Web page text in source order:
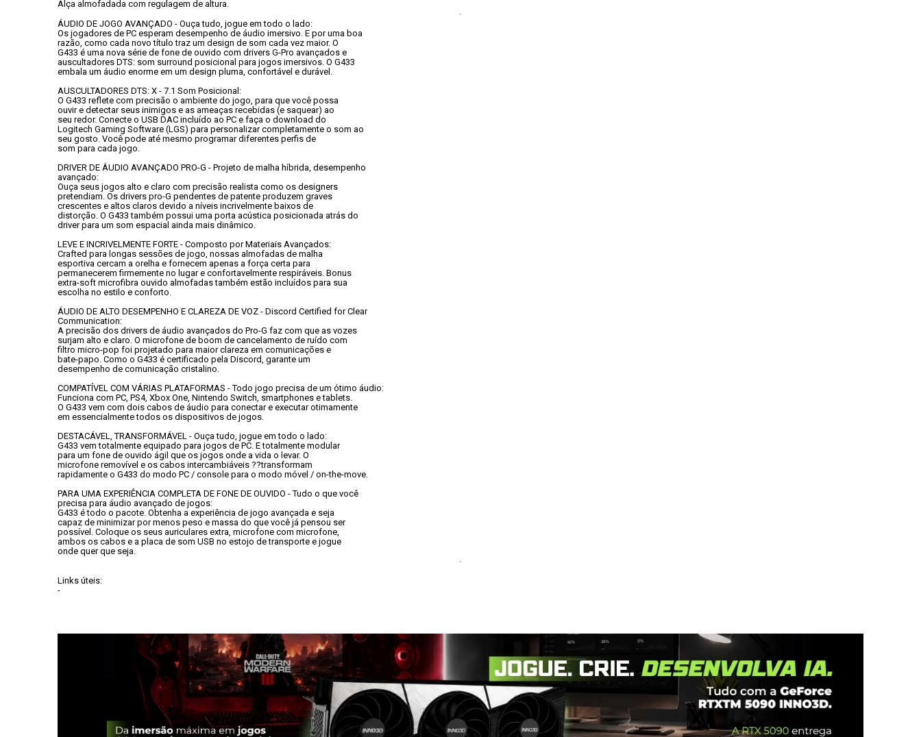
ÁUDIO DE JOGO AVANÇADO - Ouça tudo, jogue em todo o lado:
Os jogadores de PC esperam desempenho de áudio imersivo. E por uma boa
razão, como cada novo título traz um design de som cada vez maior. O
G433 é uma nova série de fone de ouvido com drivers G-Pro avançados e
auscultadores DTS: som surround posicional para jogos imersivos. O G433
embala um áudio enorme em um design pluma, confortável e durável.
AUSCULTADORES DTS: X - 7.1 Som Posicional:
O G433 reflete com precisão o ambiente do jogo, para que você possa
ouvir e detectar seus inimigos e as ameaças recebidas (e saquear) ao
seu redor. Conecte o USB DAC incluído ao PC e faça o download do
Logitech Gaming Software (LGS) para personalizar completamente o som ao
seu gosto. Você pode até mesmo programar diferentes perfis de
som para cada jogo.
DRIVER DE ÁUDIO AVANÇADO PRO-G - Projeto de malha híbrida, desempenho
avançado:
Ouça seus jogos alto e claro com precisão realista como os designers
pretendiam. Os drivers pro-G pendentes de patente produzem graves
crescentes e altos claros devido a níveis incrivelmente baixos de
distorção. O G433 também possui uma porta acústica posicionada atrás do
driver para um som espacial ainda mais dinâmico.
LEVE E INCRIVELMENTE FORTE - Composto por Materiais Avançados:
Crafted para longas sessões de jogo, nossas almofadas de malha
esportiva cercam a orelha e fornecem apenas a força certa para
permanecerem firmemente no lugar e confortavelmente respiráveis. Bonus
extra-soft microfibra ouvido almofadas também estão incluídos para sua
escolha no estilo e conforto.
ÁUDIO DE ALTO DESEMPENHO E CLAREZA DE VOZ - Discord Certified for Clear
Communication:
A precisão dos drivers de áudio avançados do Pro-G faz com que as vozes
surjam alto e claro. O microfone de boom de cancelamento de ruído com
filtro micro-pop foi projetado para maior clareza em comunicações e
bate-papo. Como o G433 é certificado pela Discord, garante um
desempenho de comunicação cristalino.
COMPATÍVEL COM VÁRIAS PLATAFORMAS - Todo jogo precisa de um ótimo áudio:
Funciona com PC, PS4, Xbox One, Nintendo Switch, smartphones e tablets.
O G433 vem com dois cabos de áudio para conectar e executar otimamente
em essencialmente todos os dispositivos de jogos.
DESTACÁVEL, TRANSFORMÁVEL - Ouça tudo, jogue em todo o lado:
G433 vem totalmente equipado para jogos de PC. E totalmente modular
para um fone de ouvido ágil que os jogos onde a vida o levar. O
microfone removível e os cabos intercambiáveis ??transformam
rapidamente o G433 do modo PC / console para o modo móvel / on-the-move.
PARA UMA EXPERIÊNCIA COMPLETA DE FONE DE OUVIDO - Tudo o que você
precisa para áudio avançado de jogos:
G433 é todo o pacote. Obtenha a experiência de jogo avançada e seja
capaz de minimizar por menos peso e massa do que você já pensou ser
possível. Coloque os seus auriculares extra, microfone com microfone,
ambos os cabos e a placa de som USB no estojo de transporte e jogue
onde quer que seja.
Links úteis:
-